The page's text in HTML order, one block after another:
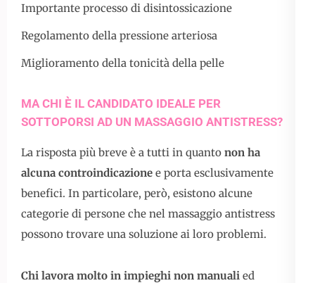
Importante processo di disintossicazione
Regolamento della pressione arteriosa
Miglioramento della tonicità della pelle
MA CHI È IL CANDIDATO IDEALE PER
SOTTOPORSI AD UN MASSAGGIO ANTISTRESS?
La risposta più breve è a tutti in quanto non ha
alcuna controindicazione e porta esclusivamente
benefici. In particolare, però, esistono alcune
categorie di persone che nel massaggio antistress
possono trovare una soluzione ai loro problemi.
Chi lavora molto in impieghi non manuali ed